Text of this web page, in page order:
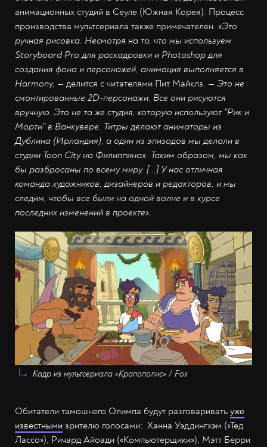
анимационных студий в Сеуле (Южная Корея). Процесс
производства мультсериала также примечателен. «Это
ручная рисовка. Несмотря на то, что мы используем
Storyboard Pro для раскадровки и Photoshop для
создания фона и персонажей, анимация выполняется в
Harmony, — делится с читателями Пит Майклз. — Это не
смонтированные 2D-персонажи. Все они рисуются
вручную. Это не та же студия, которую используют "Рик и
Морти" в Ванкувере. Титры делают аниматоры из
Дублина (Ирландия), а один из эпизодов мы делали в
студии Toon City на Филиппинах. Таким образом, мы как
бы разбросаны по всему миру. [...] У нас отличная
команда художников, дизайнеров и редакторов, и мы
следим, чтобы все были на одной волне и в курсе
последних изменений в проекте».
Кадр из мультсериала «Крапополис» / Fox
Обитатели тамошнего Олимпа будут разговаривать уже
известными зрителю голосами: Ханна Уэддингхэм («Тед
Лассо»), Ричард Айоади («Компьютерщики»), Мэтт Берри